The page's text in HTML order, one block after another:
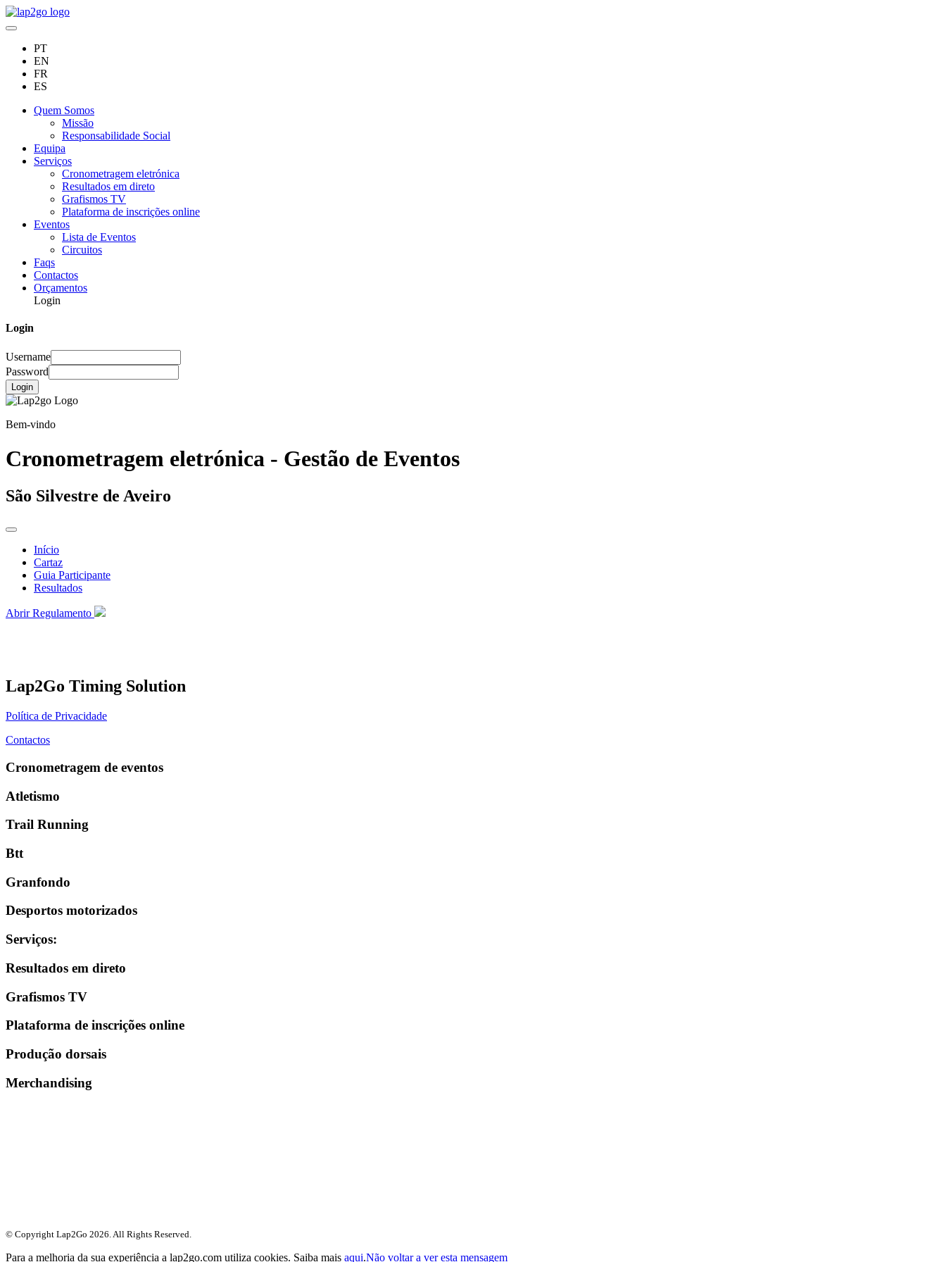
PT
EN
FR
ES
Quem Somos
Missão
Responsabilidade Social
Equipa
Serviços
Cronometragem eletrónica
Resultados em direto
Grafismos TV
Plataforma de inscrições online
Eventos
Lista de Eventos
Circuitos
Faqs
Contactos
Orçamentos
Login
Login
Username
Password
Login
Bem-vindo
Cronometragem eletrónica - Gestão de Eventos
São Silvestre de Aveiro
Início
Cartaz
Guia Participante
Resultados
Abrir Regulamento
Lap2Go Timing Solution
Política de Privacidade
Contactos
Cronometragem de eventos
Atletismo
Trail Running
Btt
Granfondo
Desportos motorizados
Serviços:
Resultados em direto
Grafismos TV
Plataforma de inscrições online
Produção dorsais
Merchandising
© Copyright Lap2Go 2026. All Rights Reserved.
Para a melhoria da sua experiência a lap2go.com utiliza cookies. Saiba mais aqui.Não voltar a ver esta mensagem